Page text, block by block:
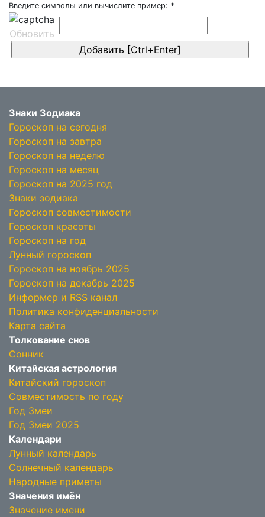
Введите символы или вычислите пример: *
Обновить
Знаки Зодиака
Гороскоп на сегодня
Гороскоп на завтра
Гороскоп на неделю
Гороскоп на месяц
Гороскоп на 2025 год
Знаки зодиака
Гороскоп совместимости
Гороскоп красоты
Гороскоп на год
Лунный гороскоп
Гороскоп на ноябрь 2025
Гороскоп на декабрь 2025
Информер и RSS канал
Политика конфиденциальности
Карта сайта
Толкование снов
Сонник
Китайская астрология
Китайский гороскоп
Совместимость по году
Год Змеи
Год Змеи 2025
Календари
Лунный календарь
Солнечный календарь
Народные приметы
Значения имён
Значение имени